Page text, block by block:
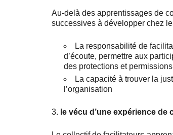
Au-delà des apprentissages de
successives à développer chez
La responsabilité de
d’écoute, permettre aux
des protections et permissions
La capacité à trouver la
l’organisation
3. le vécu d’une expérience